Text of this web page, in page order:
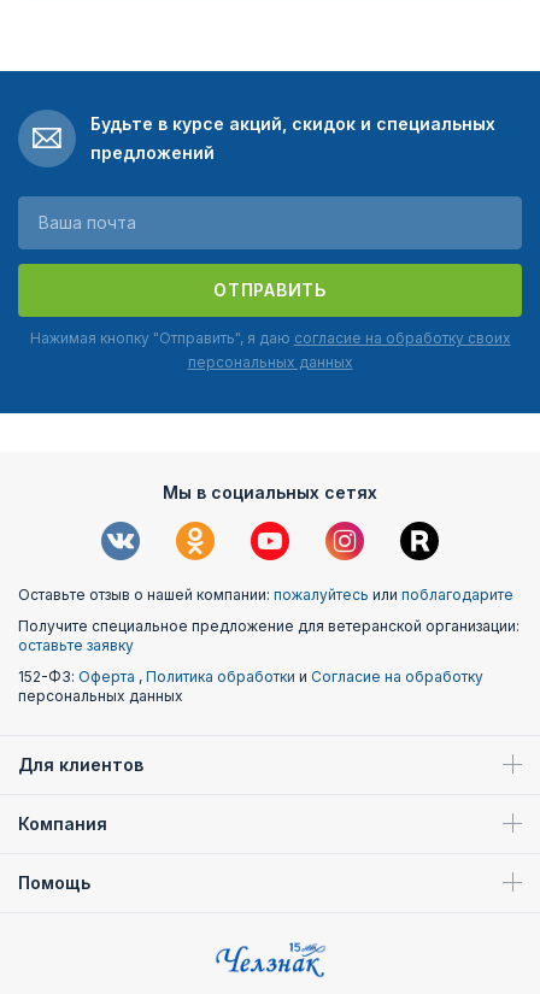
Будьте в курсе акций, скидок и специальных
предложений
ОТПРАВИТЬ
Нажимая кнопку "Отправить", я даю согласие на обработку своих
персональных данных
Мы в социальных сетях
Оставьте отзыв о нашей компании: пожалуйтесь или поблагодарите
Получите специальное предложение для ветеранской организации:
оставьте заявку
152-ФЗ: Оферта , Политика обработки и Согласие на обработку
персональных данных
Для клиентов
Компания
Помощь